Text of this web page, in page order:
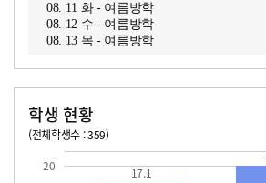
08. 11 화 - 여름방학
08. 12 수 - 여름방학
08. 13 목 - 여름방학
학생 현황
(전체학생수 : 359)
20 17.1